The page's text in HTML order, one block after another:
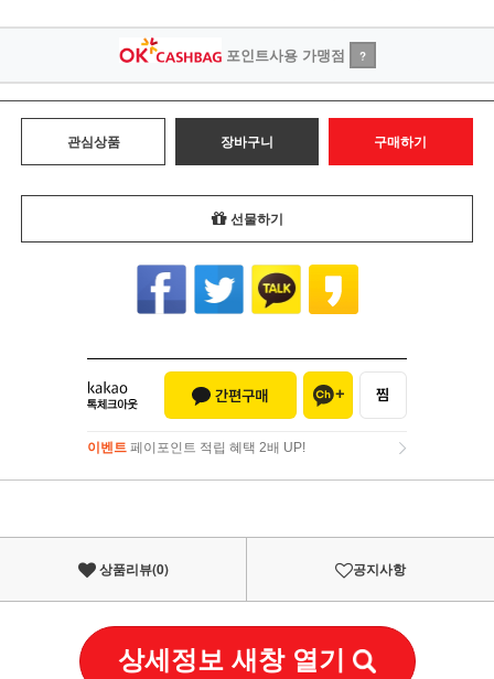
포인트사용 가맹점 ?
관심상품 장바구니 구매하기
선물하기
이벤트 페이포인트 적립 혜택 2배 UP!
이벤트페이포인트 적립 혜택 2배 UP!
상품리뷰(0) 공지사항
상세정보 새창 열기